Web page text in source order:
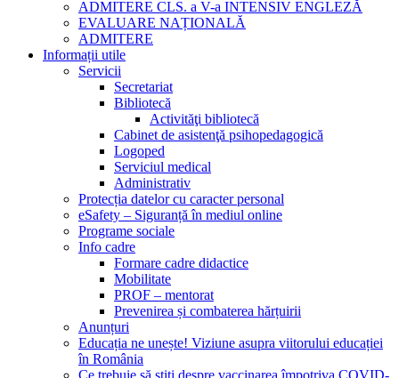
ADMITERE CLS. a V-a INTENSIV ENGLEZĂ
EVALUARE NAȚIONALĂ
ADMITERE
Informații utile
Servicii
Secretariat
Bibliotecă
Activităţi bibliotecă
Cabinet de asistenţă psihopedagogică
Logoped
Serviciul medical
Administrativ
Protecția datelor cu caracter personal
eSafety – Siguranță în mediul online
Programe sociale
Info cadre
Formare cadre didactice
Mobilitate
PROF – mentorat
Prevenirea și combaterea hărțuirii
Anunțuri
Educația ne unește! Viziune asupra viitorului educației
în România
Ce trebuie să știți despre vaccinarea împotriva COVID-